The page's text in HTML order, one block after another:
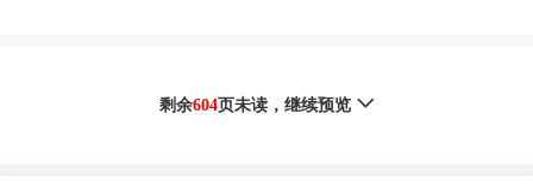
剩余604页未读， 继续预览